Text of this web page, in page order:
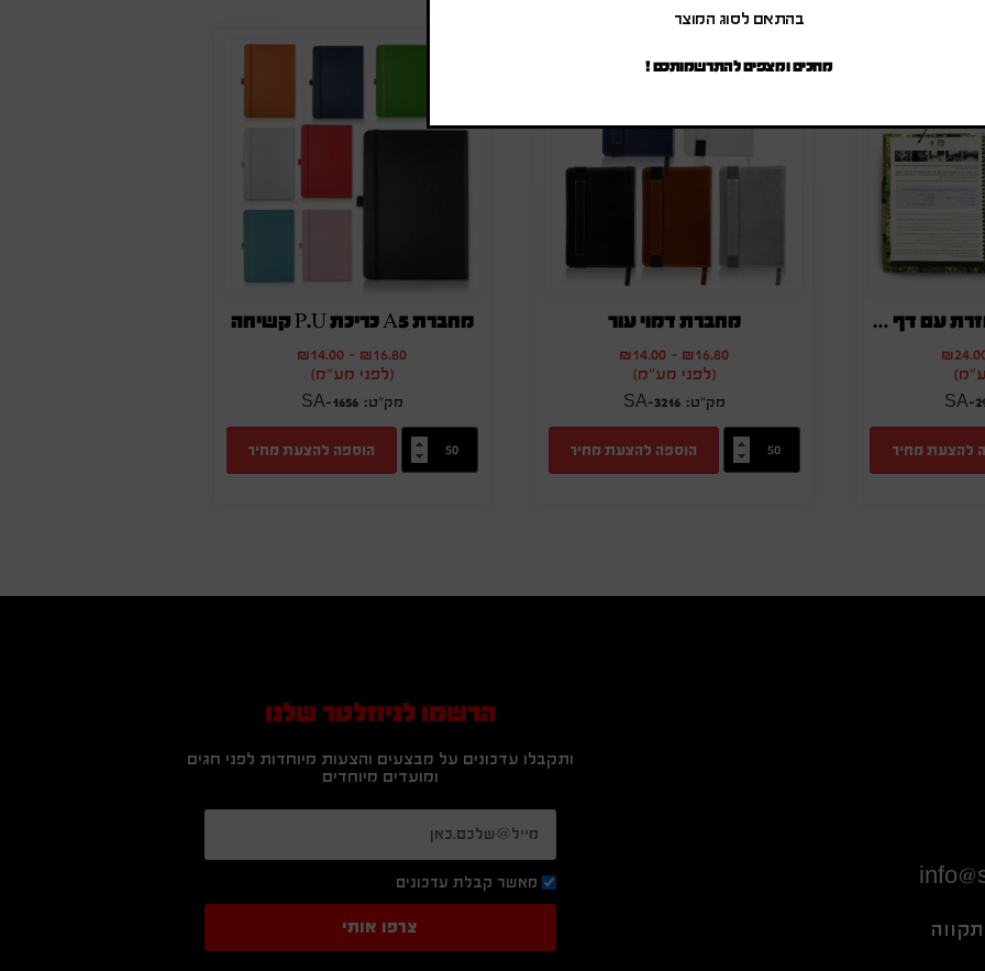
מחברת A4 ממוחזרת עם דף פרסום+עט
₪
SA-
להצעת מחיר
מחברת דמוי עור
₪16.80
-
₪14.00
(לפני מע"מ)
SA-3216
הוספה להצעת מחיר
מחברת A5 כריכת P.U קשיחה
₪16.80
-
₪14.00
(לפני מע"מ)
SA-1656
הוספה להצעת מחיר
הרשמו לניוזלטר שלנו
ותקבלו עדכונים על מבצעים והצעות מיוחדות לפני חגים
ומועדים מיוחדים
מאשר קבלת עדכונים
צרפו אותי
בהתאם לסוג המוצר
מחכים ומצפים להתרשמותכם !